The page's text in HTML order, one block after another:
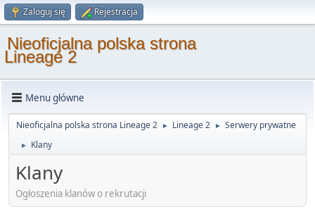
Zaloguj się Rejestracja
Nieoficjalna polska strona
Lineage 2
Menu główne
Nieoficjalna polska strona Lineage 2 ► Lineage 2 ► Serwery prywatne
► Klany
Klany
Ogłoszenia klanów o rekrutacji